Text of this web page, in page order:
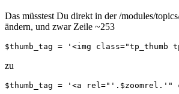
Das müsstest Du direkt in der /modules/
ändern, und zwar Zeile ~253
$thumb_tag = '<img
zu
$thumb_tag = '<a